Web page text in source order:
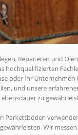
Reparieren und
hochqualifizierten
oder Ihr
und unsere
zu
Parkettböden
Wir